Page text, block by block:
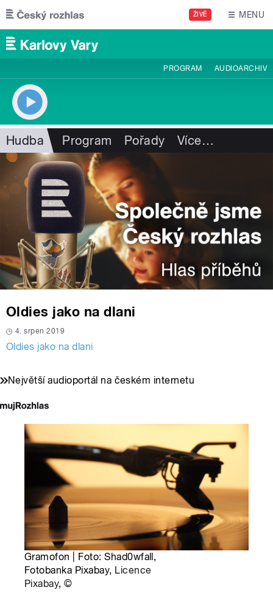
Přejít k hlavnímu obsahu
ŽIVĚ MENU
PROGRAM AUDIOARCHIV
Hudba Program Pořady Více…
Oldies jako na dlani
4. srpen 2019
Oldies jako na dlani
Největší audioportál na českém internetu
Gramofon | Foto: Shad0wfall,
Fotobanka Pixabay, Licence
Pixabay,©